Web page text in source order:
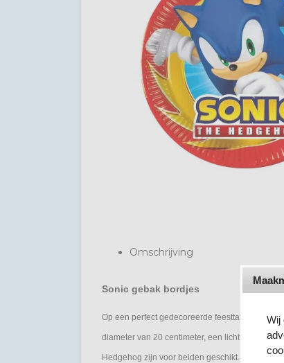
Omschrijving
Sonic gebak bordjes
Op een perfect gedecoreerde feesttafel mogen
diameter van 20 centimeter, een licht
Hedgehog zijn voor beiden geschikt.
Wij